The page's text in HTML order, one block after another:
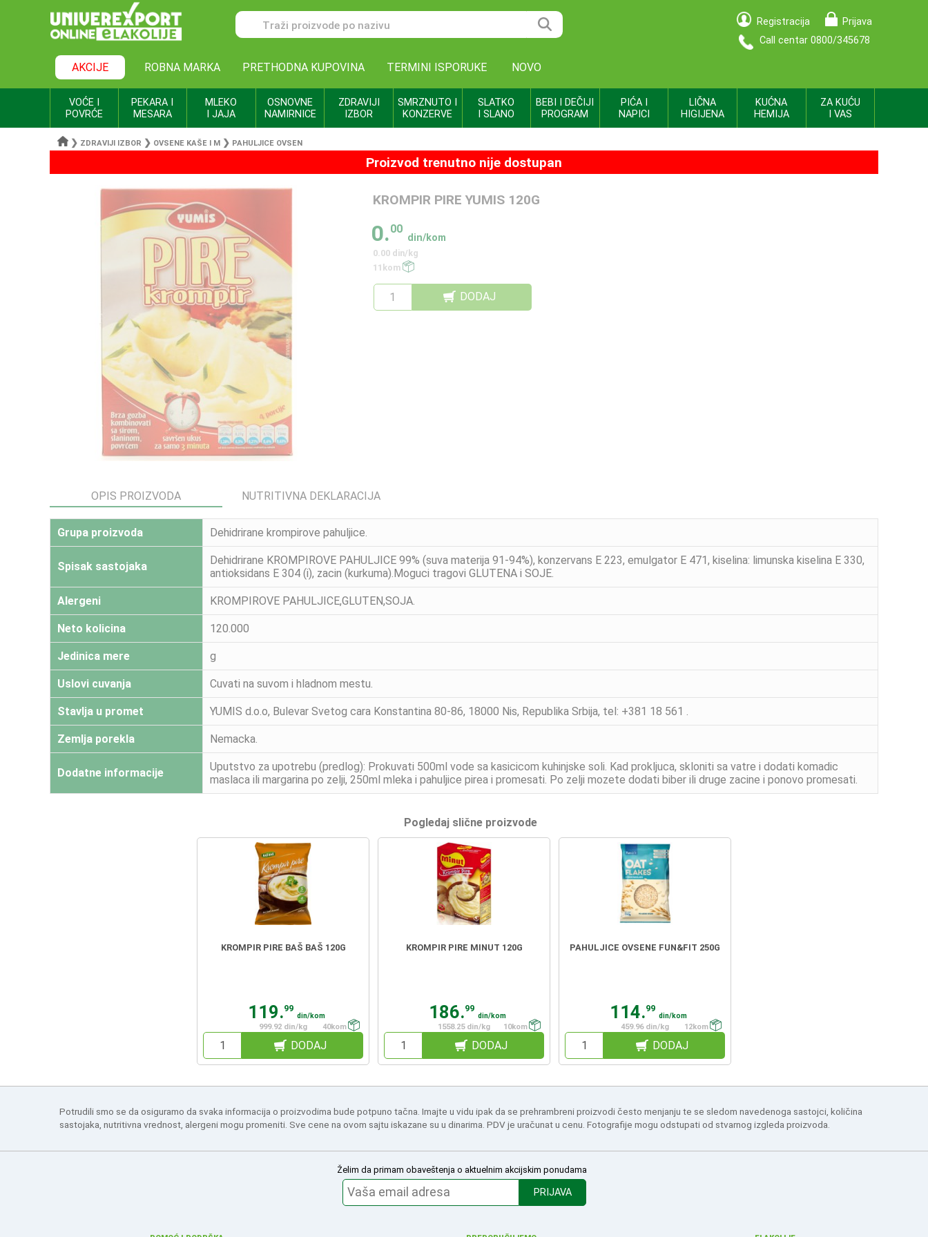
Registracija
Prijava
Call centar 0800/345678
AKCIJE ROBNA MARKA PRETHODNA KUPOVINA TERMINI ISPORUKE NOVO
VOĆE I
POVRĆE
PEKARA I
MESARA
MLEKO
I JAJA
OSNOVNE
NAMIRNICE
ZDRAVIJI
IZBOR
SMRZNUTO I
KONZERVE
SLATKO
I SLANO
BEBI I DEČIJI
PROGRAM
PIĆA I
NAPICI
LIČNA
HIGIJENA
KUĆNA
HEMIJA
ZA KUĆU
I VAS
❯ ZDRAVIJI IZBOR ❯ OVSENE KAŠE I M ❯ PAHULJICE OVSEN
Proizvod trenutno nije dostupan
KROMPIR PIRE YUMIS 120G
0.00
din/kom
0.00 din/kg
11kom
DODAJ
OPIS PROIZVODA NUTRITIVNA DEKLARACIJA
Grupa proizvoda Dehidrirane krompirove pahuljice.
Spisak sastojaka
Dehidrirane KROMPIROVE PAHULJICE 99% (suva materija 91-94%), konzervans E 223, emulgator E 471, kiselina: limunska kiselina E 330,
antioksidans E 304 (i), zacin (kurkuma).Moguci tragovi GLUTENA i SOJE.
Alergeni KROMPIROVE PAHULJICE,GLUTEN,SOJA.
Neto kolicina 120.000
Jedinica mere g
Uslovi cuvanja Cuvati na suvom i hladnom mestu.
Stavlja u promet YUMIS d.o.o, Bulevar Svetog cara Konstantina 80-86, 18000 Nis, Republika Srbija, tel: +381 18 561 .
Zemlja porekla Nemacka.
Dodatne informacije
Uputstvo za upotrebu (predlog): Prokuvati 500ml vode sa kasicicom kuhinjske soli. Kad prokljuca, skloniti sa vatre i dodati komadic
maslaca ili margarina po zelji, 250ml mleka i pahuljice pirea i promesati. Po zelji mozete dodati biber ili druge zacine i ponovo promesati.
Pogledaj slične proizvode
KROMPIR PIRE BAŠ BAŠ 120G
119.99
din/kom
999.92 din/kg
40kom
DODAJ
KROMPIR PIRE MINUT 120G
186.99
din/kom
1558.25 din/kg
10kom
DODAJ
PAHULJICE OVSENE FUN&FIT 250G
114.99
din/kom
459.96 din/kg
12kom
DODAJ
Potrudili smo se da osiguramo da svaka informacija o proizvodima bude potpuno tačna. Imajte u vidu ipak da se prehrambreni proizvodi često menjanju te se sledom navedenoga sastojci, količina
sastojaka, nutritivna vrednost, alergeni mogu promeniti. Sve cene na ovom sajtu iskazane su u dinarima. PDV je uračunat u cenu. Fotografije mogu odstupati od stvarnog izgleda proizvoda.
Želim da primam obaveštenja o aktuelnim akcijskim ponudama
PRIJAVA